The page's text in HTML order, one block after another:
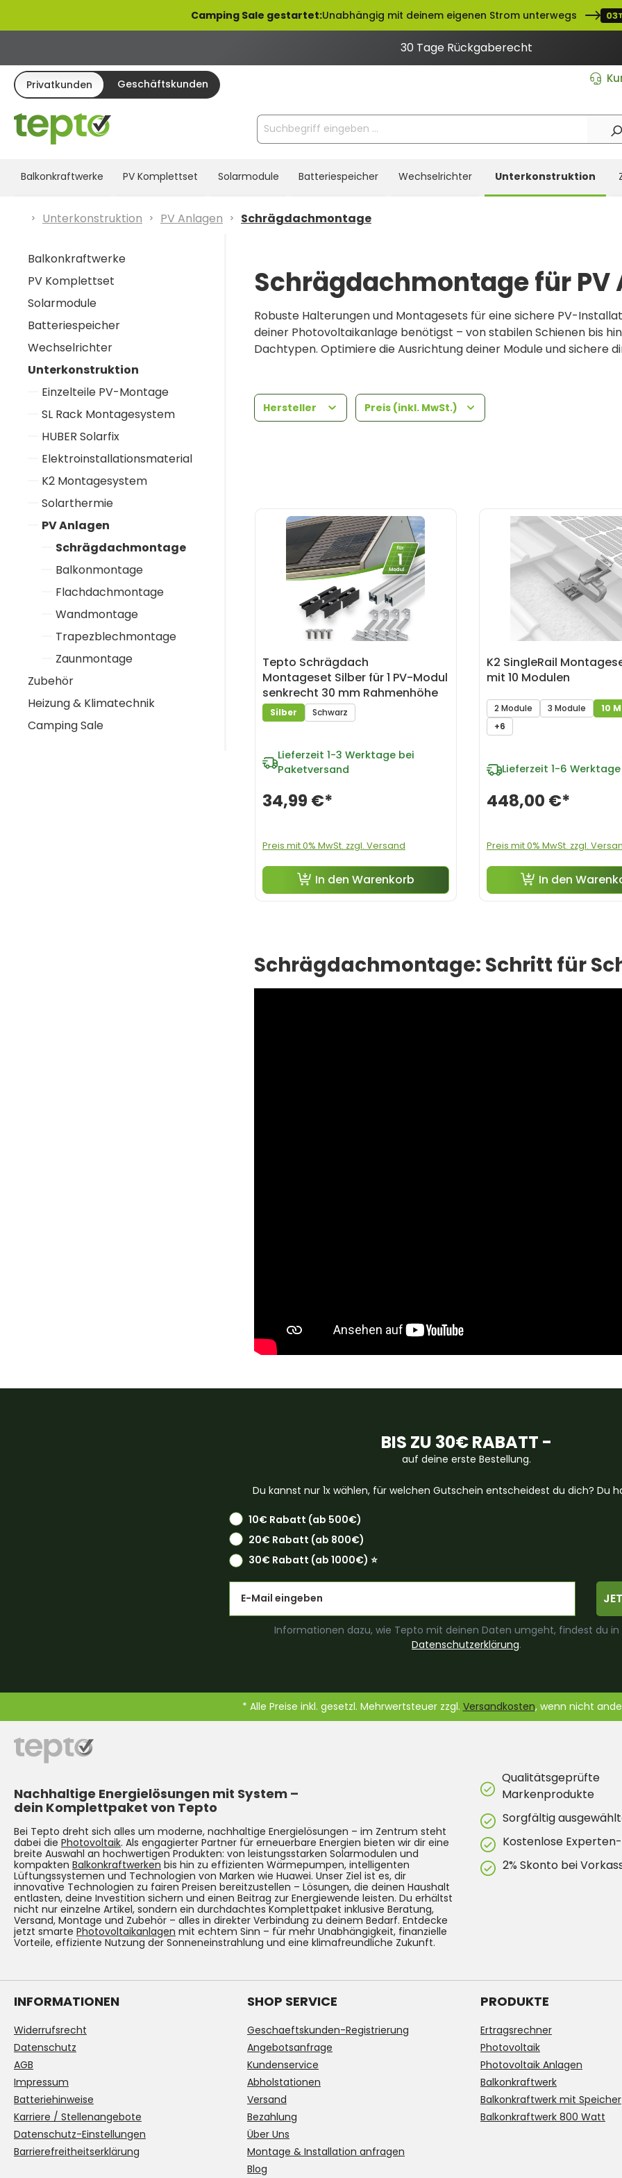
Zur Hauptnavigation springenCamping Sale gestartet:Unabhängig mit deinem eigenen Strom unterwegs 03T
30 Tage Rückgaberecht
Privatkunden Geschäftskunden
Balkonkraftwerke PV Komplettset Solarmodule Batteriespeicher Wechselrichter Unterkonstruktion
Unterkonstruktion PV Anlagen Schrägdachmontage
Balkonkraftwerke
PV Komplettset
Solarmodule
Batteriespeicher
Wechselrichter
Unterkonstruktion
Einzelteile PV-Montage
SL Rack Montagesystem
HUBER Solarfix
Elektroinstallationsmaterial
K2 Montagesystem
Solarthermie
PV Anlagen
Schrägdachmontage
Balkonmontage
Flachdachmontage
Wandmontage
Trapezblechmontage
Zaunmontage
Zubehör
Heizung & Klimatechnik
Camping Sale
Schrägdachmontage für PV
Robuste Halterungen und Montagesets für eine sichere PV-
deiner Photovoltaikanlage benötigst – von stabilen Schienen bis
Dachtypen. Optimiere die Ausrichtung deiner Module und sichere
Hersteller Preis (inkl. MwSt.)
Tepto Schrägdach
Montageset Silber für 1 PV-Modul
senkrecht 30 mm Rahmenhöhe
Silber Schwarz
Lieferzeit 1-3 Werktage bei
Paketversand
34,99 €*
Preis mit 0% MwSt. zzgl. Versand
In den Warenkorb
K2 SingleRail
mit 10 Modulen
2 Module 3 Module
10
+6
Lieferzeit 1-6 Werktage
448,00 €*
Preis mit 0% MwSt. zzgl.
In den
Schrägdachmontage: Schritt für
BIS ZU 30€ RABATT -
auf deine erste Bestellung.
Du kannst nur 1x wählen, für welchen Gutschein entscheidest du dich? Du
10€ Rabatt (ab 500€)
20€ Rabatt (ab 800€)
30€ Rabatt (ab 1000€) ⭐️
Informationen dazu, wie Tepto mit deinen Daten umgeht, findest du in
Datenschutzerklärung.
* Alle Preise inkl. gesetzl. Mehrwertsteuer zzgl. Versandkosten, wenn nicht
Nachhaltige Energielösungen mit System –
dein Komplettpaket von Tepto
Bei Tepto dreht sich alles um moderne, nachhaltige Energielösungen – im Zentrum steht
dabei die Photovoltaik. Als engagierter Partner für erneuerbare Energien bieten wir dir eine
breite Auswahl an hochwertigen Produkten: von leistungsstarken Solarmodulen und
kompakten Balkonkraftwerken bis hin zu effizienten Wärmepumpen, intelligenten
Lüftungssystemen und Technologien von Marken wie Huawei. Unser Ziel ist es, dir
innovative Technologien zu fairen Preisen bereitzustellen – Lösungen, die deinen Haushalt
entlasten, deine Investition sichern und einen Beitrag zur Energiewende leisten. Du erhältst
nicht nur einzelne Artikel, sondern ein durchdachtes Komplettpaket inklusive Beratung,
Versand, Montage und Zubehör – alles in direkter Verbindung zu deinem Bedarf. Entdecke
jetzt smarte Photovoltaikanlagen mit echtem Sinn – für mehr Unabhängigkeit, finanzielle
Vorteile, effiziente Nutzung der Sonneneinstrahlung und eine klimafreundliche Zukunft.
Qualitätsgeprüfte
Markenprodukte
Sorgfältig
Kostenlose
2% Skonto bei
INFORMATIONEN
Widerrufsrecht
Datenschutz
AGB
Impressum
Batteriehinweise
Karriere / Stellenangebote
Datenschutz-Einstellungen
Barrierefreitheitserklärung
SHOP SERVICE
Geschaeftskunden-Registrierung
Angebotsanfrage
Kundenservice
Abholstationen
Versand
Bezahlung
Über Uns
Montage & Installation anfragen
Blog
PRODUKTE
Ertragsrechner
Photovoltaik
Photovoltaik Anlagen
Balkonkraftwerk
Balkonkraftwerk mit Speicher
Balkonkraftwerk 800 Watt